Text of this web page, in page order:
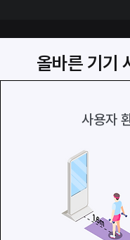
올바른 기기
사용자